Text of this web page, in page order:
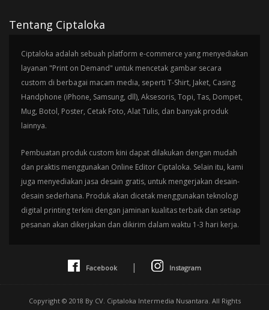
Tentang Ciptaloka
Ciptaloka adalah sebuah platform e-commerce yang menyediakan
layanan "Print on Demand" untuk mencetak gambar secara
custom di berbagai macam media, seperti T-Shirt, Jaket, Casing
Handphone (iPhone, Samsung, dll), Aksesoris, Topi, Tas, Dompet,
Mug, Botol, Poster, Cetak Foto, Alat Tulis, dan banyak produk
lainnya.
Pembuatan produk custom kini dapat dilakukan dengan mudah
dan praktis menggunakan Online Editor Ciptaloka. Selain itu, kami
juga menyediakan jasa desain gratis, untuk mengerjakan desain-
desain sederhana. Produk akan dicetak menggunakan teknologi
digital printing terkini dengan jaminan kualitas terbaik dan setiap
pesanan akan dikerjakan dan dikirim dalam waktu 1-3 hari kerja.
Facebook | Instagram
Copyright © 2018 By CV. Ciptaloka Intermedia Nusantara. All Rights